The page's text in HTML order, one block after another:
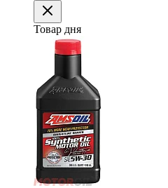
Товар дня